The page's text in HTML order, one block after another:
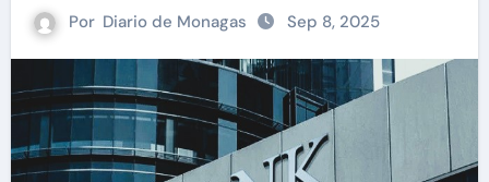
Por Diario de Monagas Sep 8, 2025